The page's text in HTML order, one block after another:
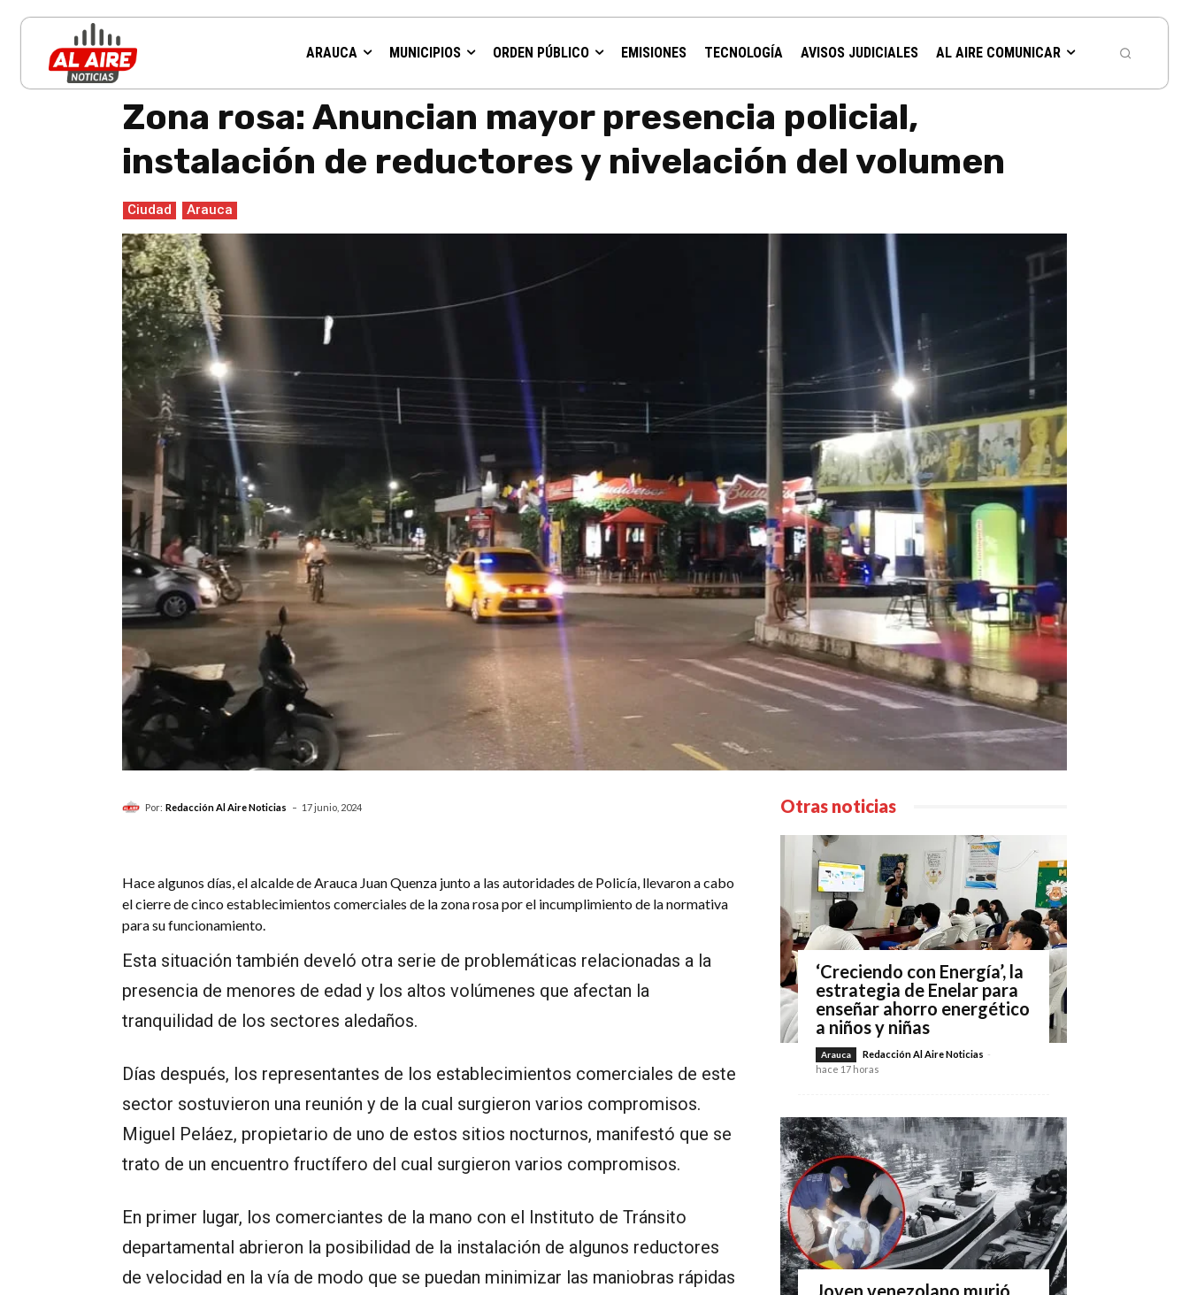
ARAUCA MUNICIPIOS ORDEN PÚBLICO EMISIONES TECNOLOGÍA AVISOS JUDICIALES AL AIRE COMUNICAR
Inicio
Zona rosa: Anuncian mayor presencia policial,
instalación de reductores y nivelación del volumen
Ciudad Arauca
Por: Redacción Al Aire Noticias - 17 junio, 2024
Hace algunos días, el alcalde de Arauca Juan Quenza junto a las autoridades de Policía, llevaron a cabo
el cierre de cinco establecimientos comerciales de la zona rosa por el incumplimiento de la normativa
para su funcionamiento.
Esta situación también develó otra serie de problemáticas relacionadas a la
presencia de menores de edad y los altos volúmenes que afectan la
tranquilidad de los sectores aledaños.
Días después, los representantes de los establecimientos comerciales de este
sector sostuvieron una reunión y de la cual surgieron varios compromisos.
Miguel Peláez, propietario de uno de estos sitios nocturnos, manifestó que se
trato de un encuentro fructífero del cual surgieron varios compromisos.
En primer lugar, los comerciantes de la mano con el Instituto de Tránsito
departamental abrieron la posibilidad de la instalación de algunos reductores
de velocidad en la vía de modo que se puedan minimizar las maniobras rápidas
Otras noticias
‘Creciendo con Energía’, la
estrategia de Enelar para
enseñar ahorro energético
a niños y niñas
Arauca Redacción Al Aire Noticias -
hace 17 horas
Joven venezolano murió